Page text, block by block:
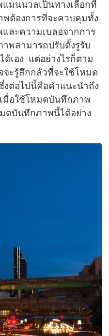
มนนวลเป็นทางเลือกที่
พต้องการที่จะควบคุมทั้ง
ละความเบลอจากการ
พสามารถปรับตั้งรูรับ
ด้เอง แต่อย่างไรก็ตาม
ะรู้สึกกลัวที่จะใช้โหมด
งต่อไปนี้คือคำแนะนำถึง
มื่อใช้โหมดบันทึกภาพ
ดบันทึกภาพนี้ได้อย่าง